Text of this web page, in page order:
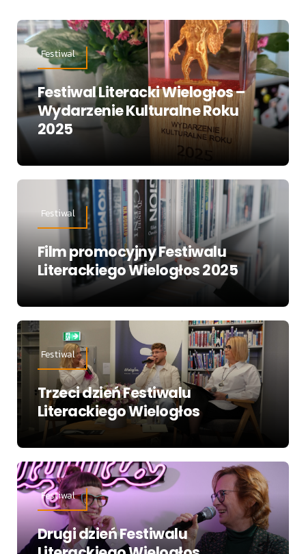
Festiwal
Festiwal Literacki Wielogłos –
Wydarzenie Kulturalne Roku
2025
Festiwal
Film promocyjny Festiwalu
Literackiego Wielogłos 2025
Festiwal
Trzeci dzień Festiwalu
Literackiego Wielogłos
Festiwal
Drugi dzień Festiwalu